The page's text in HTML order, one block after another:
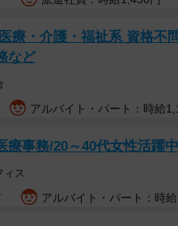
療・介護・福祉系 資格不
など
アルバイト・パート：時給
療事務/20～40代女性活躍中
ィス
アルバイト・パート：時